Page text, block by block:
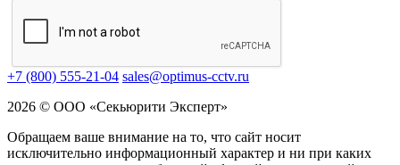
+7 (800) 555-21-04 sales@optimus-cctv.ru
2026 © ООО «Секьюрити Эксперт»
Обращаем ваше внимание на то, что сайт носит
исключительно информационный характер и ни при каких